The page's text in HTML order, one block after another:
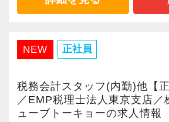
税務など、幅広い分野での税務
験出来るとともに、あなたに
見つかります！
今回全国に拠点を展開している
法人で、【税務・会計業務ス
ます！
NEW 正社員
税務会計スタッフ(内勤)他【
／EMP税理士法人東京支店／
ューブトーキョーの求人情報